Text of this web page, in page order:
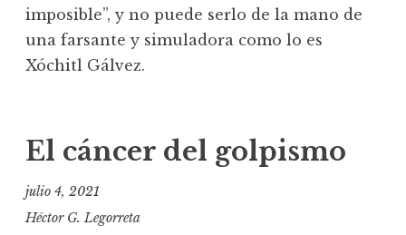
imposible”, y no puede serlo de la mano de
una farsante y simuladora como lo es
Xóchitl Gálvez.
El cáncer del golpismo
julio 4, 2021
Héctor G. Legorreta